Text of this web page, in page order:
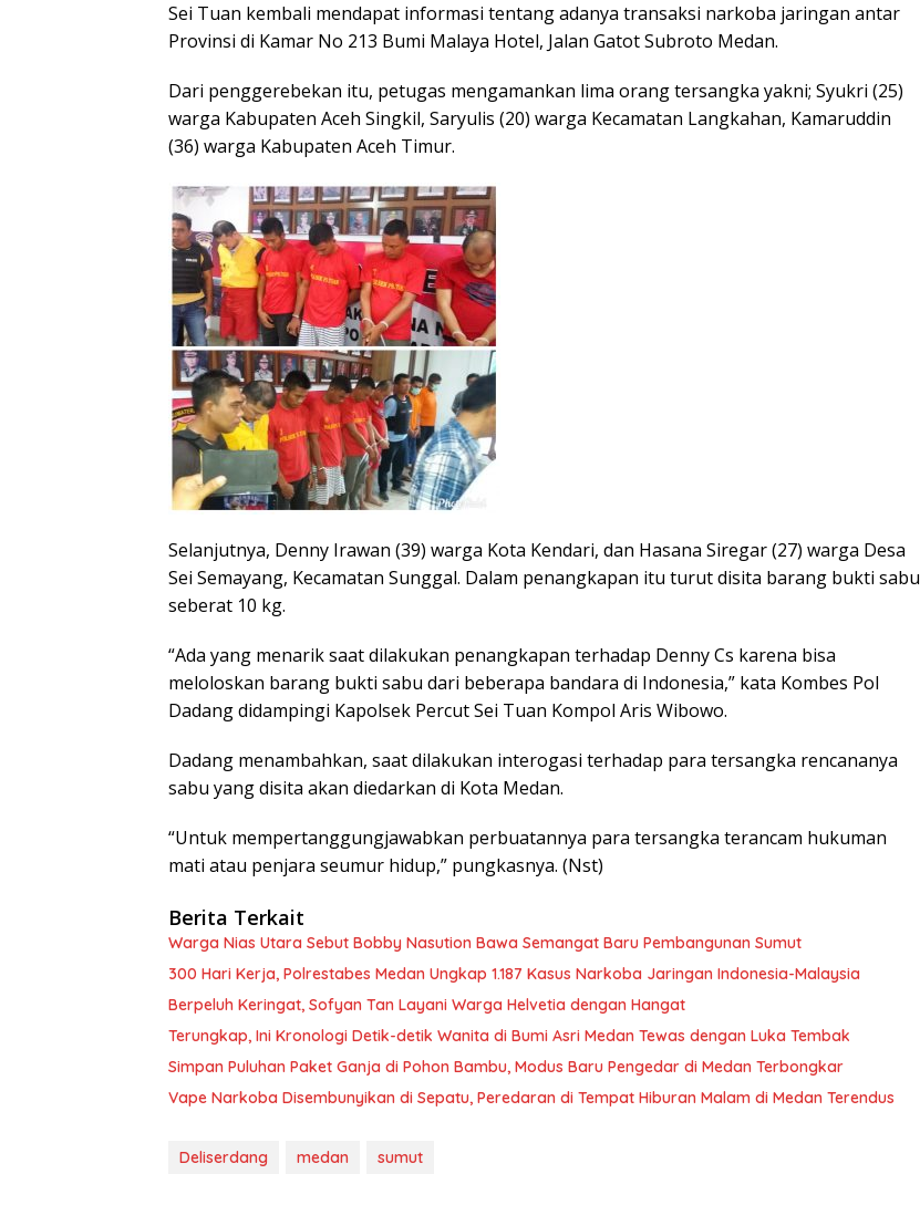
Sei Tuan kembali mendapat informasi tentang adanya transaksi narkoba jaringan antar
Provinsi di Kamar No 213 Bumi Malaya Hotel, Jalan Gatot Subroto Medan.
Dari penggerebekan itu, petugas mengamankan lima orang tersangka yakni; Syukri (25)
warga Kabupaten Aceh Singkil, Saryulis (20) warga Kecamatan Langkahan, Kamaruddin
(36) warga Kabupaten Aceh Timur.
Selanjutnya, Denny Irawan (39) warga Kota Kendari, dan Hasana Siregar (27) warga Desa
Sei Semayang, Kecamatan Sunggal. Dalam penangkapan itu turut disita barang bukti sabu
seberat 10 kg.
“Ada yang menarik saat dilakukan penangkapan terhadap Denny Cs karena bisa
meloloskan barang bukti sabu dari beberapa bandara di Indonesia,” kata Kombes Pol
Dadang didampingi Kapolsek Percut Sei Tuan Kompol Aris Wibowo.
Dadang menambahkan, saat dilakukan interogasi terhadap para tersangka rencananya
sabu yang disita akan diedarkan di Kota Medan.
“Untuk mempertanggungjawabkan perbuatannya para tersangka terancam hukuman
mati atau penjara seumur hidup,” pungkasnya. (Nst)
Berita Terkait
Warga Nias Utara Sebut Bobby Nasution Bawa Semangat Baru Pembangunan Sumut
300 Hari Kerja, Polrestabes Medan Ungkap 1.187 Kasus Narkoba Jaringan Indonesia-Malaysia
Berpeluh Keringat, Sofyan Tan Layani Warga Helvetia dengan Hangat
Terungkap, Ini Kronologi Detik-detik Wanita di Bumi Asri Medan Tewas dengan Luka Tembak
Simpan Puluhan Paket Ganja di Pohon Bambu, Modus Baru Pengedar di Medan Terbongkar
Vape Narkoba Disembunyikan di Sepatu, Peredaran di Tempat Hiburan Malam di Medan Terendus
Deliserdang medan sumut